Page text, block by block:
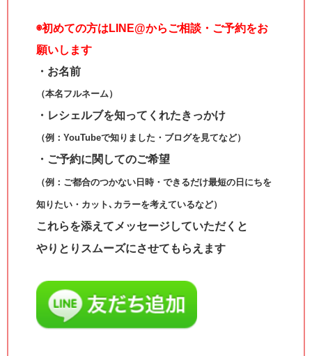
◉初めての方はLINE@からご相談・ご予約をお
願いします
・お名前
（本名フルネーム）
・レシェルブを知ってくれたきっかけ
（例：YouTubeで知りました・ブログを見てなど）
・ご予約に関してのご希望
（例：ご都合のつかない日時・できるだけ最短の日にちを
知りたい・カット､カラーを考えているなど）
これらを添えてメッセージしていただくと
やりとりスムーズにさせてもらえます